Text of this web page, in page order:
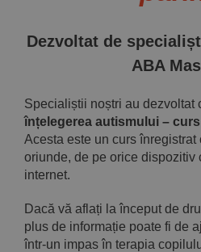
Dezvoltat de speciali
ABA
Specialiștii noștri au dezvoltat
înțelegerea autismului –
Acesta este un curs înregistrat
oriunde, de pe orice dispozitiv
internet.
Dacă vă aflați la început de
plus de informație poate fi de
într-un impas în terapia